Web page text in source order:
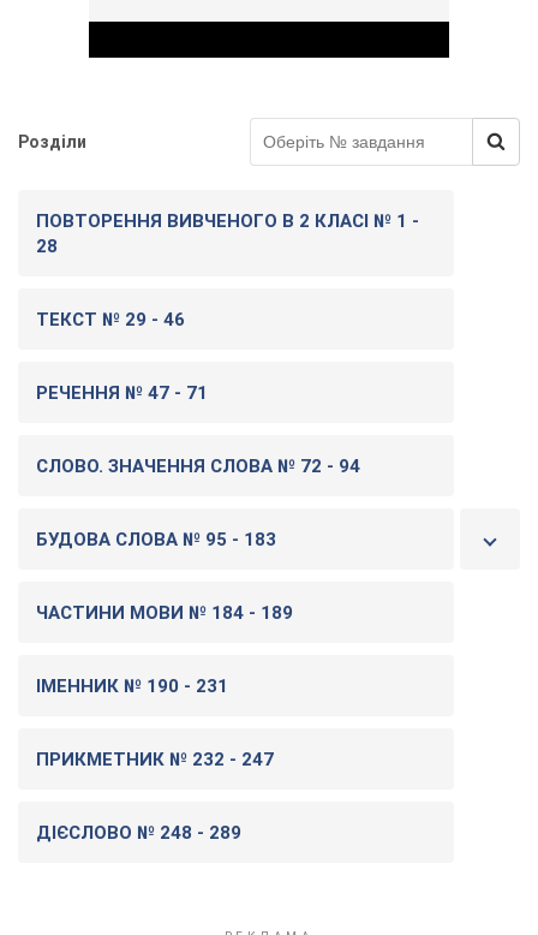
Розділи
ПОВТОРЕННЯ ВИВЧЕНОГО В 2 КЛАСІ № 1 -
28
ТЕКСТ № 29 - 46
РЕЧЕННЯ № 47 - 71
СЛОВО. ЗНАЧЕННЯ СЛОВА № 72 - 94
БУДОВА СЛОВА № 95 - 183
ЧАСТИНИ МОВИ № 184 - 189
ІМЕННИК № 190 - 231
ПРИКМЕТНИК № 232 - 247
ДІЄСЛОВО № 248 - 289